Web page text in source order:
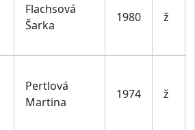
Flachsová
Šarka
1980 ž
Pertlová
Martina
1974 ž